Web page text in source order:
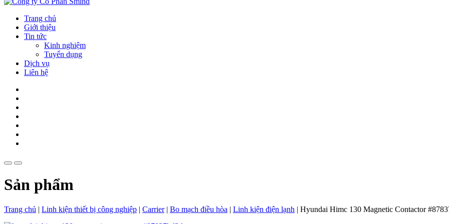
Trang chủ
Giới thiệu
Tin tức
Kinh nghiệm
Tuyển dụng
Dịch vụ
Liên hệ
Sản phẩm
Trang chủ | Linh kiện thiết bị công nghiệp | Carrier| Bo mạch điều hòa | Linh kiện điện lạnh | Hyundai Himc 130 Magnetic Contactor